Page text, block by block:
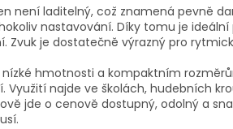
není laditelný, což znamená pevně
nastavování. Díky tomu je
Zvuk je dostatečně výrazný pro
nízké hmotnosti a kompaktním
Využití najde ve školách, hudebních
jde o cenově dostupný, odolný a